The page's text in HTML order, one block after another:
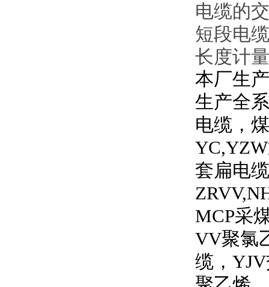
电缆的
短段电
长度计
本厂生
生产全
电缆，
YC,YZW
套扁电
MCP采
VV聚氯
缆， YJV